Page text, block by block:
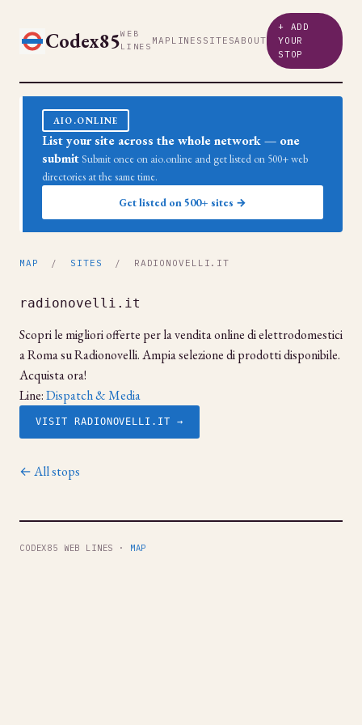
Codex85WEB
LINES MAP LINES SITESABOUT
+ ADD
YOUR
STOP
AIO.ONLINE
List your site across the whole network — one
submit Submit once on aio.online and get listed on 500+ web
directories at the same time.
Get listed on 500+ sites →
MAP / SITES / RADIONOVELLI.IT
radionovelli.it
Scopri le migliori offerte per la vendita online di elettrodomestici
a Roma su Radionovelli. Ampia selezione di prodotti disponibile.
Acquista ora!
Line:Dispatch & Media
VISIT RADIONOVELLI.IT →
← All stops
CODEX85 WEB LINES · MAP